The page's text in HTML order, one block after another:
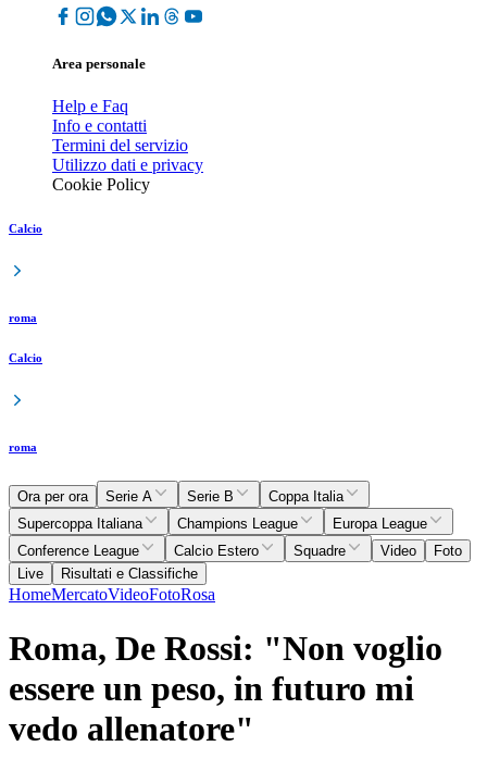
Area personale
Help e Faq
Info e contatti
Termini del servizio
Utilizzo dati e privacy
Cookie Policy
Calcio
roma
Calcio
roma
Ora per ora Serie A Serie B
Coppa Italia
Supercoppa Italiana
Champions League
Europa League
Conference League
Calcio Estero Squadre Video
Foto
Live
Risultati e Classifiche
HomeMercatoVideoFotoRosa
Roma, De Rossi: "Non voglio
essere un peso, in futuro mi
vedo allenatore"